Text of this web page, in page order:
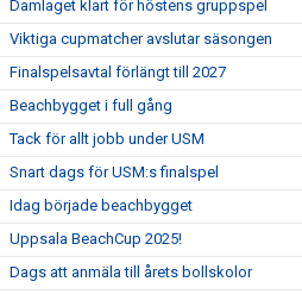
Damlaget klart för höstens gruppspel
Viktiga cupmatcher avslutar säsongen
Finalspelsavtal förlängt till 2027
Beachbygget i full gång
Tack för allt jobb under USM
Snart dags för USM:s finalspel
Idag började beachbygget
Uppsala BeachCup 2025!
Dags att anmäla till årets bollskolor